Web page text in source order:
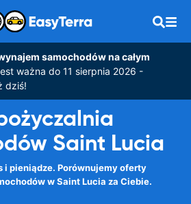
samochodów na całym
ważna do 11 sierpnia 2026 -
dziś!
Saint Lucia
i pieniądze. Porównujemy oferty
w Saint Lucia za Ciebie.